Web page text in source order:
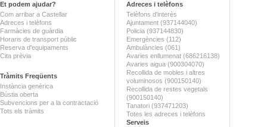
Et podem ajudar?
Com arribar a Castellar
Adreces i telèfons
Farmàcies de guàrdia
Horaris de transport públic
Reserva d'equipaments
Cita prèvia
Tràmits Freqüents
Instància genèrica
Bústia oberta
Subvencions per a la contractació
Tots els tràmits
Adreces i telèfons
Telèfons d'interès
Ajuntament (937144040)
Policia (937144830)
Emergències (112)
Ambulàncies (061)
Avaries enllumenat (686216138)
Avaries aigua (900304070)
Recollida de mobles i altres
voluminosos (900150140)
Recollida de restes vegetals
(900150140)
Tanatori (937471203)
Totes les adreces i telèfons
Serveis